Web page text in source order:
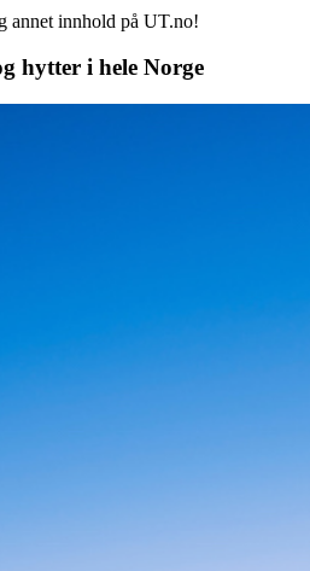
annet innhold på UT.no!
hytter i hele Norge